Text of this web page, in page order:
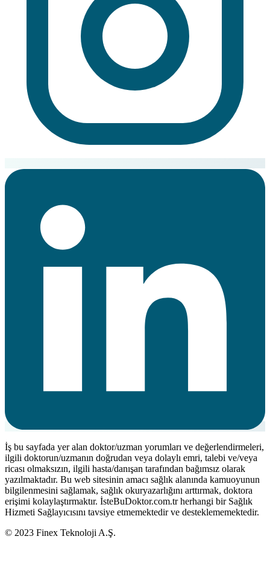
İş bu sayfada yer alan doktor/uzman yorumları ve değerlendirmeleri,
ilgili doktorun/uzmanın doğrudan veya dolaylı emri, talebi ve/veya
ricası olmaksızın, ilgili hasta/danışan tarafından bağımsız olarak
yazılmaktadır. Bu web sitesinin amacı sağlık alanında kamuoyunun
bilgilenmesini sağlamak, sağlık okuryazarlığını arttırmak, doktora
erişimi kolaylaştırmaktır. İsteBuDoktor.com.tr herhangi bir Sağlık
Hizmeti Sağlayıcısını tavsiye etmemektedir ve desteklememektedir.
© 2023 Finex Teknoloji A.Ş.